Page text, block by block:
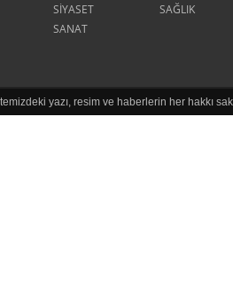
SİYASET
SAĞLIK
SANAT
yazı, resim ve haberlerin her hakkı